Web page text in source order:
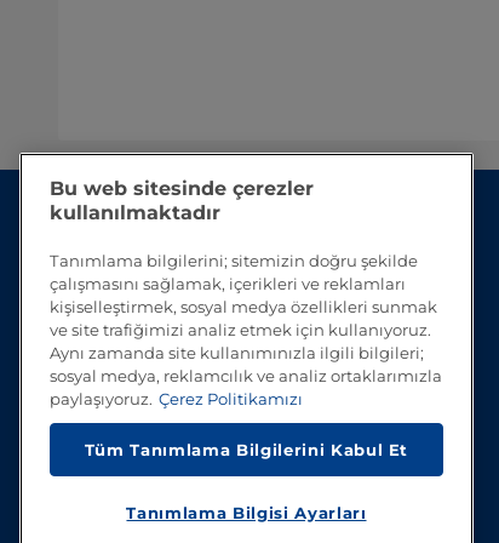
Bu web sitesinde çerezler
kullanılmaktadır
Tanımlama bilgilerini; sitemizin doğru şekilde
çalışmasını sağlamak, içerikleri ve reklamları
kişiselleştirmek, sosyal medya özellikleri sunmak
ve site trafiğimizi analiz etmek için kullanıyoruz.
Aynı zamanda site kullanımınızla ilgili bilgileri;
sosyal medya, reklamcılık ve analiz ortaklarımızla
paylaşıyoruz. Çerez Politikamızı
Tüm Tanımlama Bilgilerini Kabul Et
Tanımlama Bilgisi Ayarları